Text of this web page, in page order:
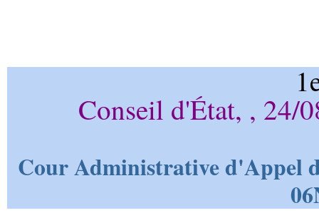
Conseil d'État, , 24/
Cour Administrative d'Appel